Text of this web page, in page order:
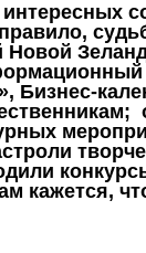
Новой
Бизнес-
кажется,